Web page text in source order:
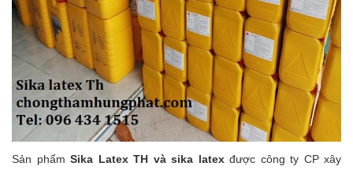
Sản phẩm Sika Latex TH và sika latex được công ty CP xây